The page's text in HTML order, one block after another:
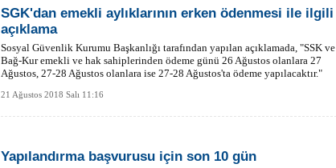
SGK'dan emekli aylıklarının erken ödenmesi ile ilgili
açıklama
Sosyal Güvenlik Kurumu Başkanlığı tarafından yapılan açıklamada, "SSK ve
Bağ-Kur emekli ve hak sahiplerinden ödeme günü 26 Ağustos olanlara 27
Ağustos, 27-28 Ağustos olanlara ise 27-28 Ağustos'ta ödeme yapılacaktır."
21 Ağustos 2018 Salı 11:16
Yapılandırma başvurusu için son 10 gün